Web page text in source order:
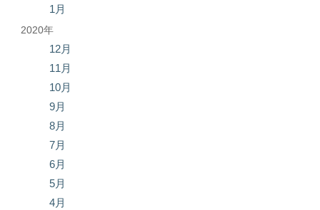
1月
2020年
12月
11月
10月
9月
8月
7月
6月
5月
4月